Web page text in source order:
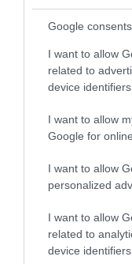
Google consents
I want to allow
related to
device
I want to allow
Google for
I want to allow
personalized
I want to allow
related to
device
10.08.2026 | 16:02
γερμανικό
Kromberg &
Τι